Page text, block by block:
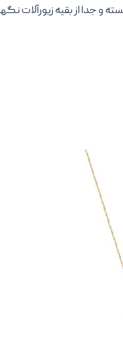
و جدا از بقیه زیورآلات